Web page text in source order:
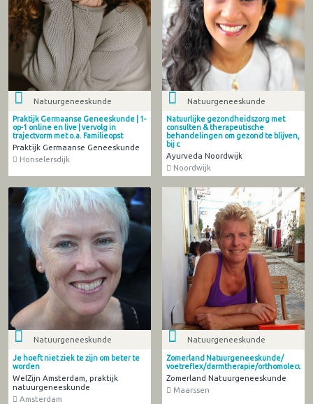
Natuurgeneeskunde
Praktijk Germaanse Geneeskunde | 1-
op-1 online en live | vervolg in
trajectvorm met o.a. Familieopst
Praktijk Germaanse Geneeskunde
Honselersdijk
Natuurgeneeskunde
Natuurlijke gezondheidszorg met
consulten & therapeutische
behandelingen om gezond te blijven,
bij c
Ayurveda Noordwijk
Noordwijk
Natuurgeneeskunde
Je hoeft niet ziek te zijn om beter te
worden
WelZijn Amsterdam, praktijk
natuurgeneeskunde
Amsterdam
Natuurgeneeskunde
Zomerland Natuurgeneeskunde/
voetreflex/darmtherapie/orthomoleculair
Zomerland Natuurgeneeskunde
Maarssen